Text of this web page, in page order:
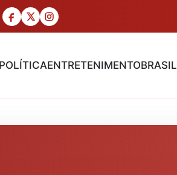
POLÍTICAENTRETENIMENTOBRASIL